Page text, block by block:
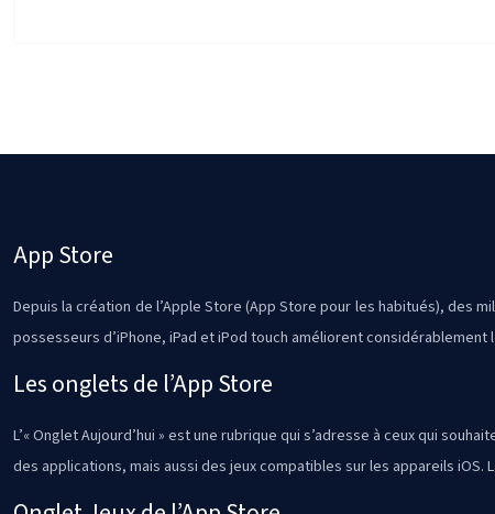
App Store
Depuis la création de l’Apple Store (App Store pour les habitués), des
possesseurs d’iPhone, iPad et iPod touch améliorent considérablement
Les onglets de l’App Store
L’« Onglet Aujourd’hui » est une rubrique qui s’adresse à ceux qui
des applications, mais aussi des jeux compatibles sur les appareils iOS.